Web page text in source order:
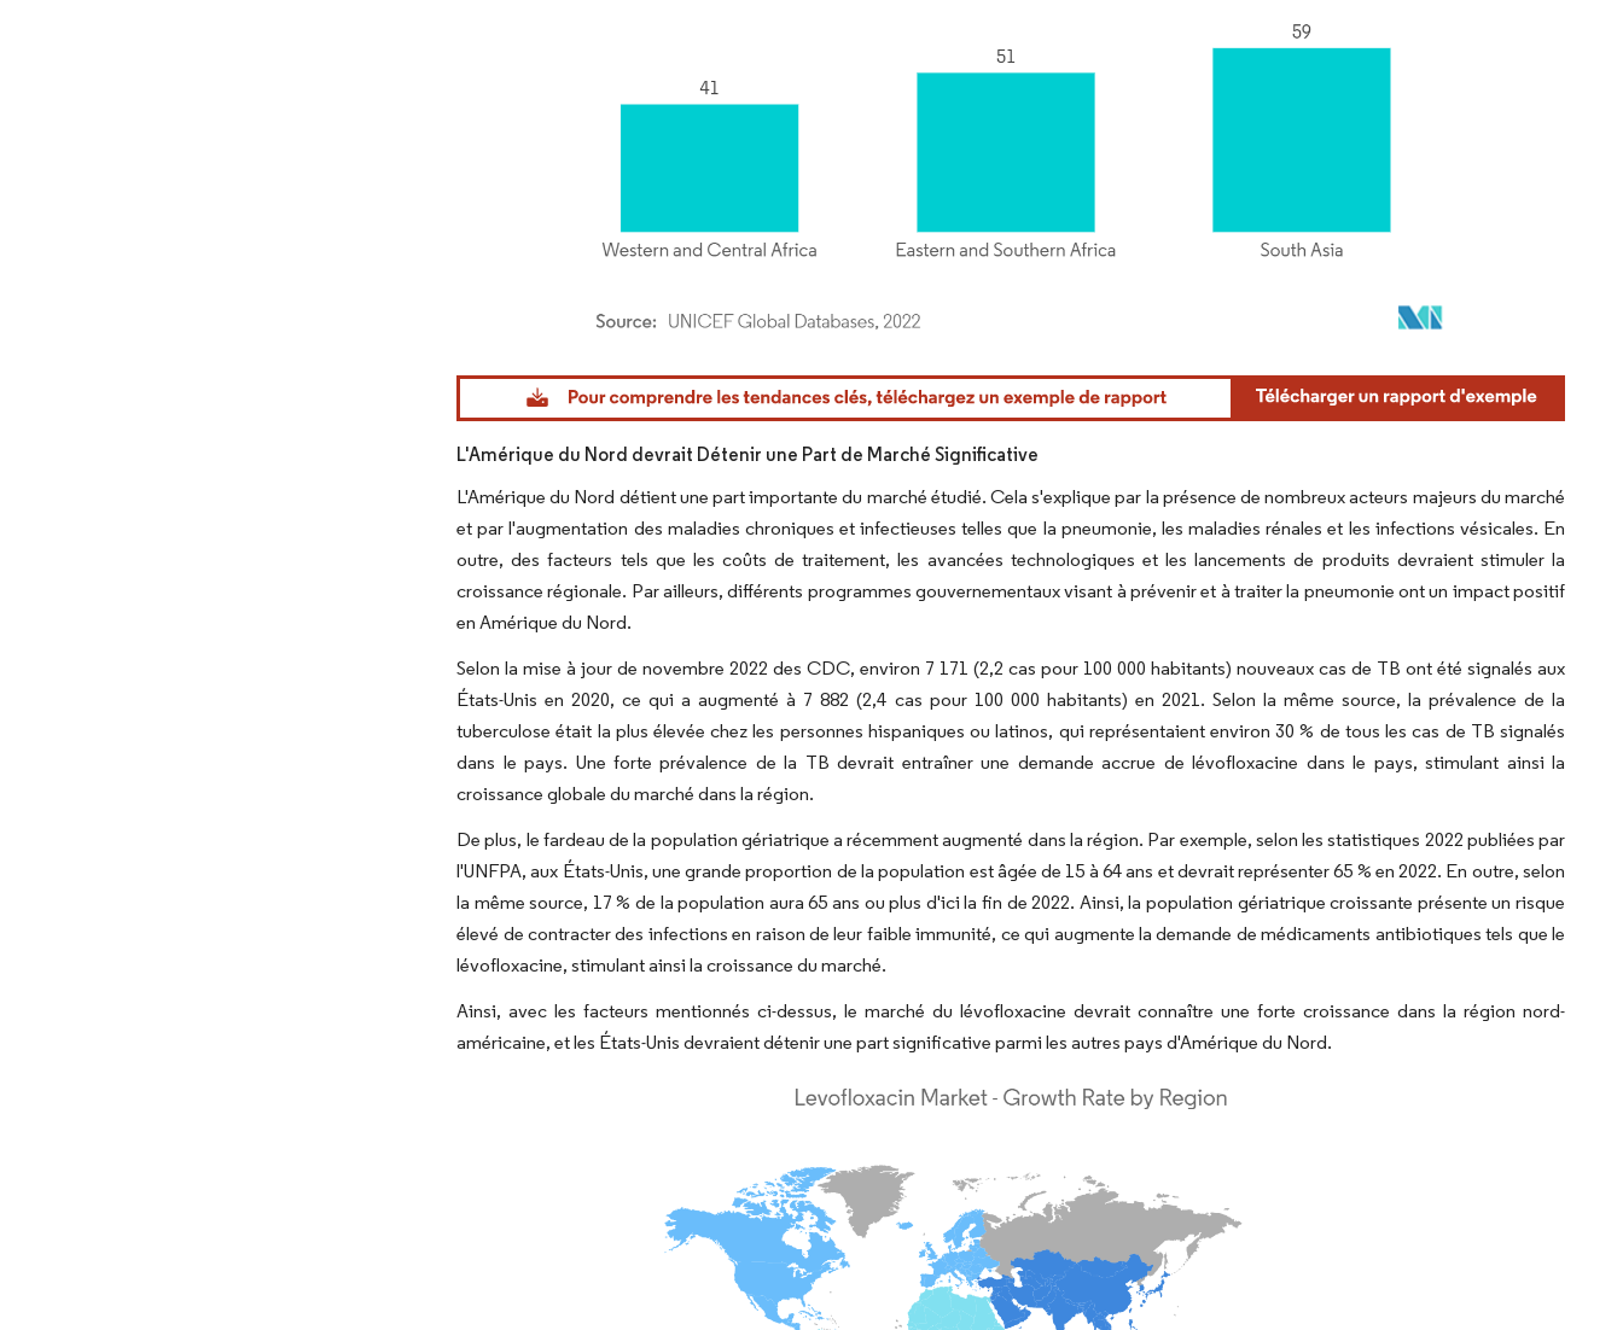
Image © Mordor Intelligence. La réutilisation nécessite une attribution sous CC BY 4.0.
L'Amérique du Nord devrait Détenir une Part de Marché Significative
L'Amérique du Nord détient une part importante du marché étudié. Cela s'explique par la présence de nombreux acteurs majeurs du marché
et par l'augmentation des maladies chroniques et infectieuses telles que la pneumonie, les maladies rénales et les infections vésicales. En
outre, des facteurs tels que les coûts de traitement, les avancées technologiques et les lancements de produits devraient stimuler la
croissance régionale. Par ailleurs, différents programmes gouvernementaux visant à prévenir et à traiter la pneumonie ont un impact positif
en Amérique du Nord.
Selon la mise à jour de novembre 2022 des CDC, environ 7 171 (2,2 cas pour 100 000 habitants) nouveaux cas de TB ont été signalés aux
États-Unis en 2020, ce qui a augmenté à 7 882 (2,4 cas pour 100 000 habitants) en 2021. Selon la même source, la prévalence de la
tuberculose était la plus élevée chez les personnes hispaniques ou latinos, qui représentaient environ 30 % de tous les cas de TB signalés
dans le pays. Une forte prévalence de la TB devrait entraîner une demande accrue de lévofloxacine dans le pays, stimulant ainsi la
croissance globale du marché dans la région.
De plus, le fardeau de la population gériatrique a récemment augmenté dans la région. Par exemple, selon les statistiques 2022 publiées par
l'UNFPA, aux États-Unis, une grande proportion de la population est âgée de 15 à 64 ans et devrait représenter 65 % en 2022. En outre, selon
la même source, 17 % de la population aura 65 ans ou plus d'ici la fin de 2022. Ainsi, la population gériatrique croissante présente un risque
élevé de contracter des infections en raison de leur faible immunité, ce qui augmente la demande de médicaments antibiotiques tels que le
lévofloxacine, stimulant ainsi la croissance du marché.
Ainsi, avec les facteurs mentionnés ci-dessus, le marché du lévofloxacine devrait connaître une forte croissance dans la région nord-
américaine, et les États-Unis devraient détenir une part significative parmi les autres pays d'Amérique du Nord.